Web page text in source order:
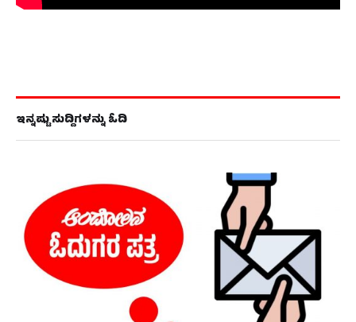
ಇನ್ನಷ್ಟು ಸುದ್ದಿಗಳನ್ನು ಓದಿ